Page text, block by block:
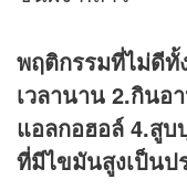
พฤติกรรมที่ไม่ดีทั้
เวลานาน 2.กินอ
แอลกอฮอล์ 4.สู
ที่มีไขมันสูงเป็นป